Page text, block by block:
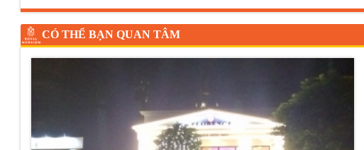
CÓ THỂ BẠN QUAN TÂM